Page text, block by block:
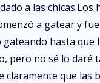
a las chicas.Los
a gatear y
hasta que
pero no sé lo daré
que las